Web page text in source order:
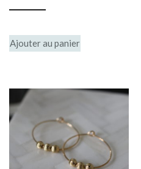
Ajouter au panier